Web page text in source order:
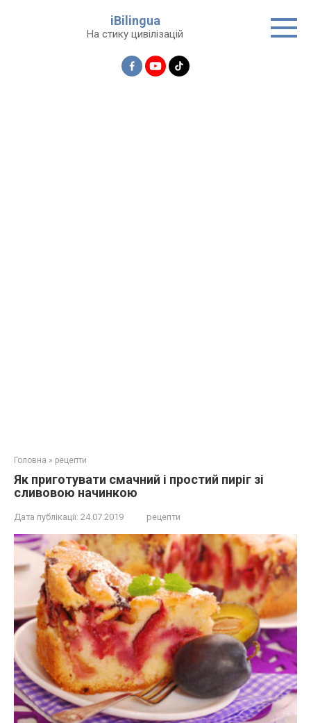
iBilingua
На стику цивілізацій
Головна » рецепти
Як приготувати смачний і простий пиріг зі
сливовою начинкою
Дата публікації: 24.07.2019 рецепти